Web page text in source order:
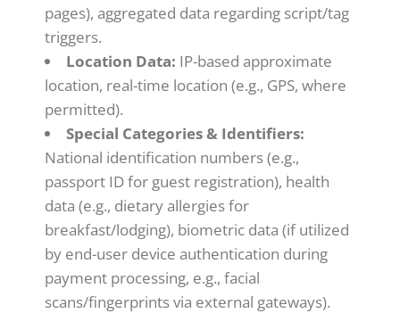
pages), aggregated data regarding script/tag
triggers.
Location Data: IP-based approximate
location, real-time location (e.g., GPS, where
permitted).
Special Categories & Identifiers:
National identification numbers (e.g.,
passport ID for guest registration), health
data (e.g., dietary allergies for
breakfast/lodging), biometric data (if utilized
by end-user device authentication during
payment processing, e.g., facial
scans/fingerprints via external gateways).